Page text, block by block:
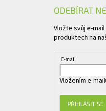
ODEBÍRAT
Vložte svůj e-
produktech na
E-mail
Vložením e-
PŘIHLÁSIT SE